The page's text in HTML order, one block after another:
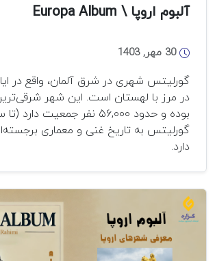
آلبوم اروپا \ Europa Album
30 مهر, 1403
گورلیتس شهری در شرق آلمان، واقع در
در مرز با لهستان است. این شهر
گورلیتس به تاریخ غنی و معماری
دارد.